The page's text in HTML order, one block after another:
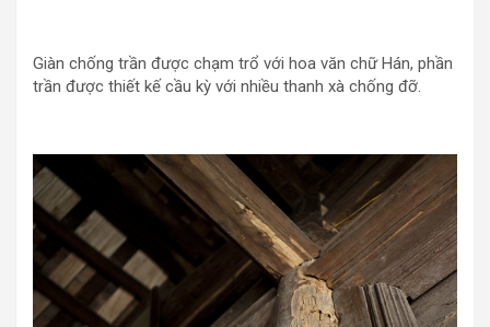
Giàn chống trần được chạm trổ với hoa văn chữ Hán, phần
trần được thiết kế cầu kỳ với nhiều thanh xà chống đỡ.